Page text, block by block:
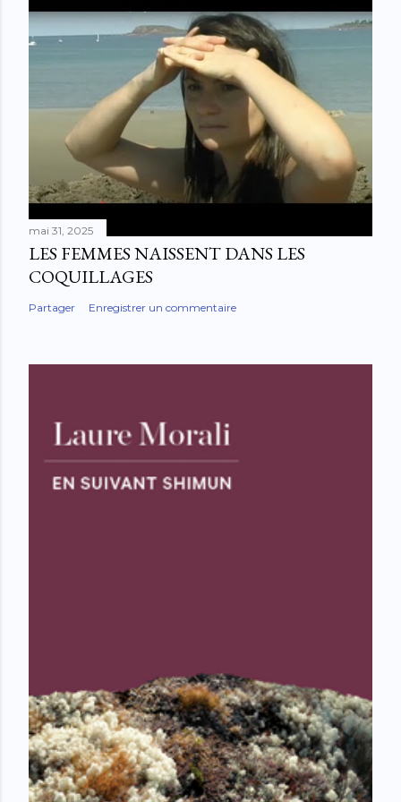
mai 31, 2025
LES FEMMES NAISSENT DANS LES
COQUILLAGES
Partager Enregistrer un commentaire